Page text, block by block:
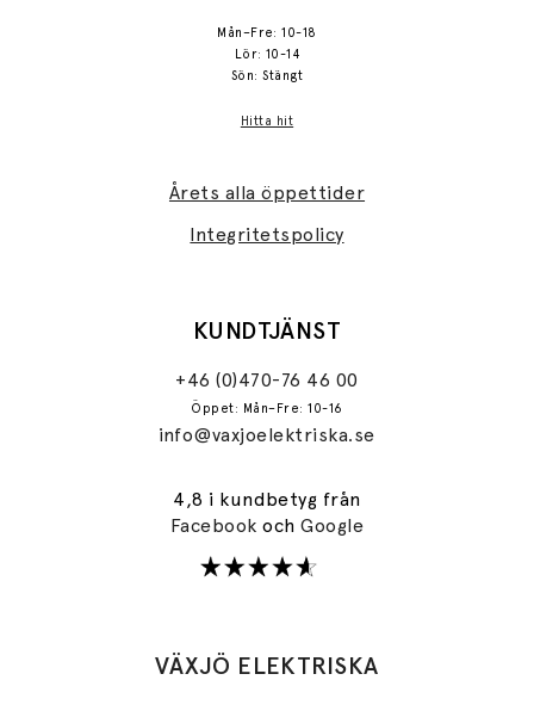
Mån–Fre: 10-18
Lör: 10-14
Sön: Stängt
Hitta hit
Årets alla öppettider
Integritetspolicy
KUNDTJÄNST
+46 (0)470-76 46 00
Öppet: Mån–Fre: 10-16
info@vaxjoelektriska.se
4,8 i kundbetyg från
FacebookochGoogle
VÄXJÖ ELEKTRISKA